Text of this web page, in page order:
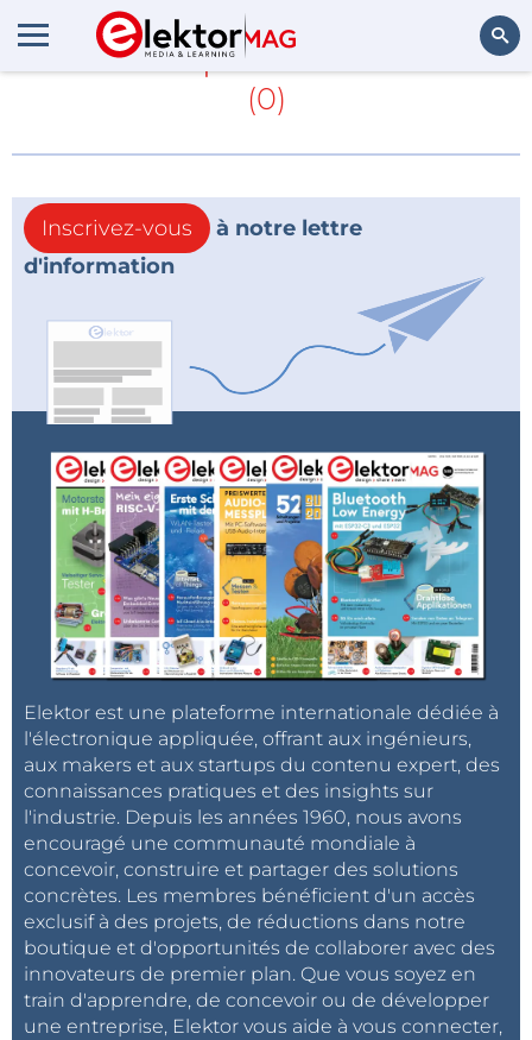
En savoir plus sur CD4060
(0)
Inscrivez-vous
à notre lettre
d'information
Elektor est une plateforme internationale dédiée à
l'électronique appliquée, offrant aux ingénieurs,
aux makers et aux startups du contenu expert, des
connaissances pratiques et des insights sur
l'industrie. Depuis les années 1960, nous avons
encouragé une communauté mondiale à
concevoir, construire et partager des solutions
concrètes. Les membres bénéficient d'un accès
exclusif à des projets, de réductions dans notre
boutique et d'opportunités de collaborer avec des
innovateurs de premier plan. Que vous soyez en
train d'apprendre, de concevoir ou de développer
une entreprise, Elektor vous aide à vous connecter,